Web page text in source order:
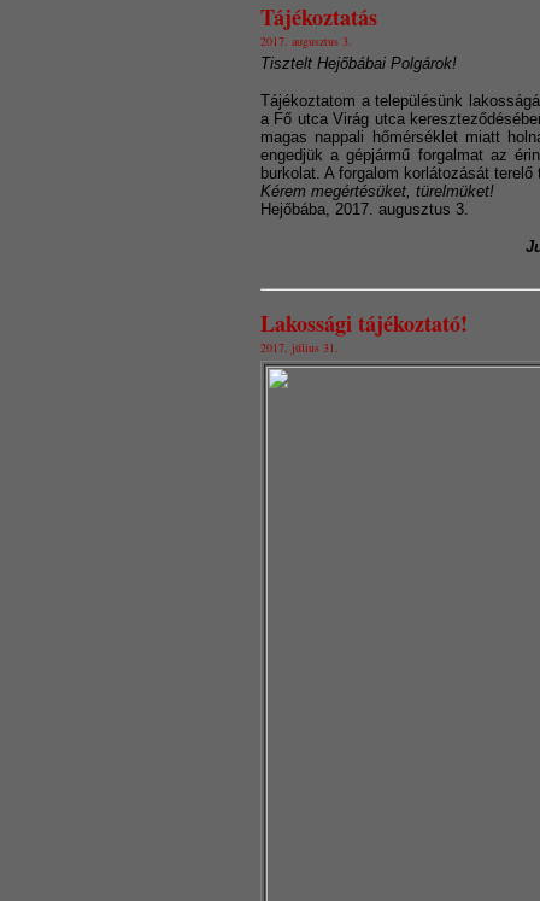
Tájékoztatás
2017. augusztus 3.
Tisztelt Hejőbábai Polgárok!
Tájékoztatom a településünk
a Fő utca Virág utca
magas nappali hőmérséklet miatt
engedjük a gépjármű forgalmat az
burkolat. A forgalom korlátozását
Kérem megértésüket, türelmüket!
Hejőbába, 2017. augusztus 3.
Lakossági tájékoztató!
2017. július 31.